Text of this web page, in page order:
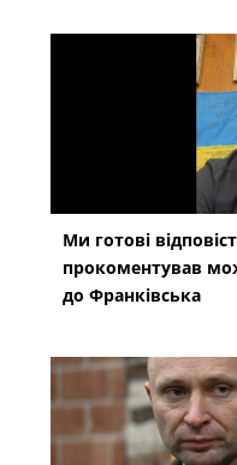
Ми готові
прокоментував
до Франківська